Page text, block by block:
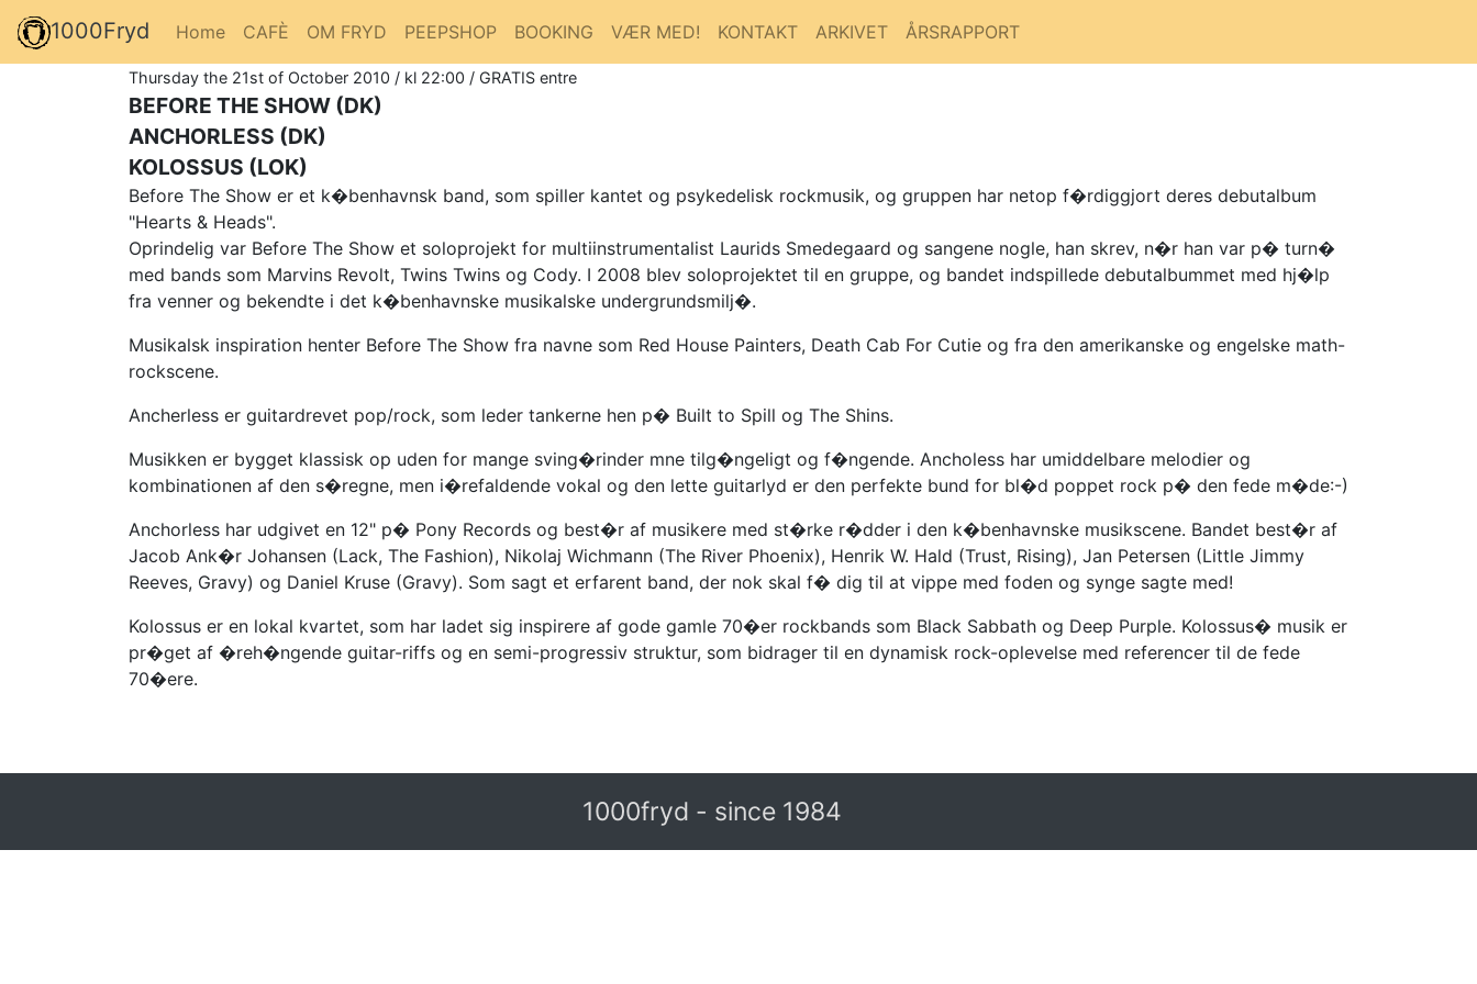
1000Fryd Home CAFÈ OM FRYD PEEPSHOP BOOKING VÆR MED! KONTAKT ARKIVET ÅRSRAPPORT
Thursday the 21st of October 2010 / kl 22:00 / GRATIS entre
BEFORE THE SHOW (DK)
ANCHORLESS (DK)
KOLOSSUS (LOK)
Before The Show er et k�benhavnsk band, som spiller kantet og psykedelisk rockmusik, og gruppen har netop f�rdiggjort deres debutalbum
"Hearts & Heads".
Oprindelig var Before The Show et soloprojekt for multiinstrumentalist Laurids Smedegaard og sangene nogle, han skrev, n�r han var p� turn�
med bands som Marvins Revolt, Twins Twins og Cody. I 2008 blev soloprojektet til en gruppe, og bandet indspillede debutalbummet med hj�lp
fra venner og bekendte i det k�benhavnske musikalske undergrundsmilj�.
Musikalsk inspiration henter Before The Show fra navne som Red House Painters, Death Cab For Cutie og fra den amerikanske og engelske math-
rockscene.
Ancherless er guitardrevet pop/rock, som leder tankerne hen p� Built to Spill og The Shins.
Musikken er bygget klassisk op uden for mange sving�rinder mne tilg�ngeligt og f�ngende. Ancholess har umiddelbare melodier og
kombinationen af den s�regne, men i�refaldende vokal og den lette guitarlyd er den perfekte bund for bl�d poppet rock p� den fede m�de:-)
Anchorless har udgivet en 12" p� Pony Records og best�r af musikere med st�rke r�dder i den k�benhavnske musikscene. Bandet best�r af
Jacob Ank�r Johansen (Lack, The Fashion), Nikolaj Wichmann (The River Phoenix), Henrik W. Hald (Trust, Rising), Jan Petersen (Little Jimmy
Reeves, Gravy) og Daniel Kruse (Gravy). Som sagt et erfarent band, der nok skal f� dig til at vippe med foden og synge sagte med!
Kolossus er en lokal kvartet, som har ladet sig inspirere af gode gamle 70�er rockbands som Black Sabbath og Deep Purple. Kolossus� musik er
pr�get af �reh�ngende guitar-riffs og en semi-progressiv struktur, som bidrager til en dynamisk rock-oplevelse med referencer til de fede
70�ere.
1000fryd - since 1984